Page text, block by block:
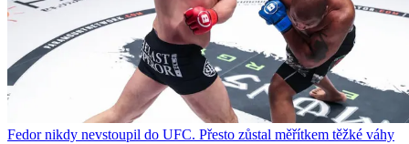
Fedor nikdy nevstoupil do UFC. Přesto zůstal měřítkem těžké váhy